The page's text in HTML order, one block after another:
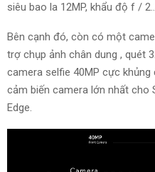
siêu bao la 12MP, khẩu độ f / 2.
Bên cạnh đó, còn có một
trợ chụp ảnh chân dung , quét 3.
camera selfie 40MP cực
cảm biến camera lớn nhất cho
Edge.